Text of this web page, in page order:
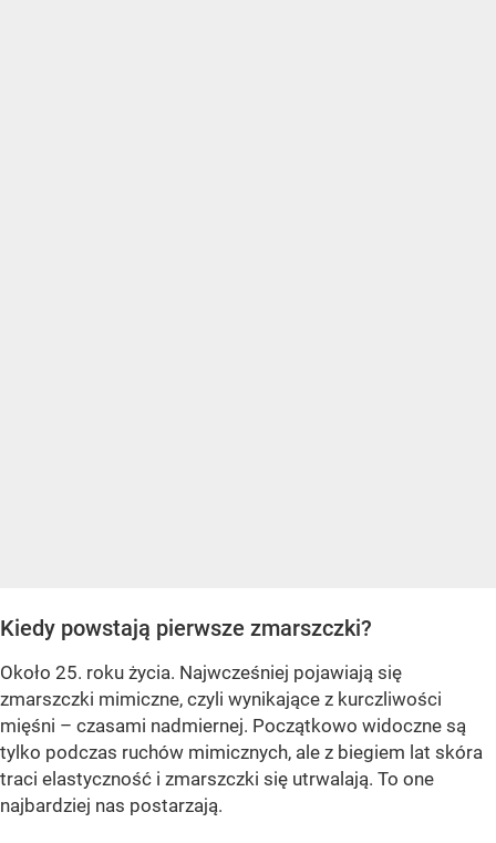
Kiedy powstają pierwsze zmarszczki?
Około 25. roku życia. Najwcześniej pojawiają się
zmarszczki mimiczne, czyli wynikające z kurczliwości
mięśni – czasami nadmiernej. Początkowo widoczne są
tylko podczas ruchów mimicznych, ale z biegiem lat skóra
traci elastyczność i zmarszczki się utrwalają. To one
najbardziej nas postarzają.